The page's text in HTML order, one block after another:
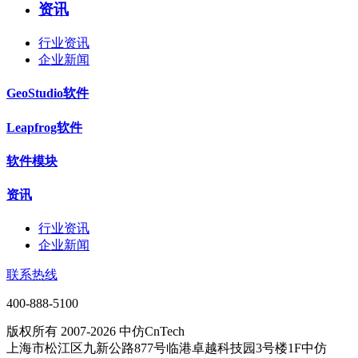
资讯
行业资讯
企业新闻
GeoStudio软件
Leapfrog软件
软件模块
资讯
行业资讯
企业新闻
联系热线
400-888-5100
版权所有 2007-2026 中仿CnTech
上海市松江区九新公路877号临港卓越科技园3号楼1F中仿